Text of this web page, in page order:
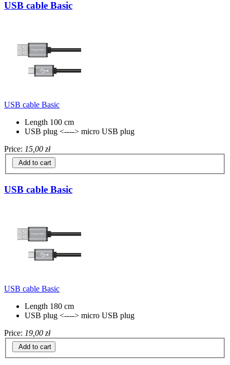
USB cable Basic
USB cable Basic
Length 100 cm
USB plug <----> micro USB plug
Price: 15,00 zł
Add to cart
USB cable Basic
USB cable Basic
Length 180 cm
USB plug <----> micro USB plug
Price: 19,00 zł
Add to cart